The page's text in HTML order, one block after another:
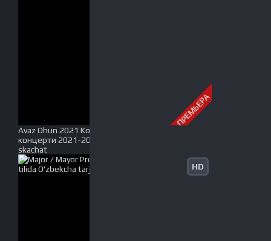
ПРЕМЬЕРА
Avaz Ohun 2021 Konserti Bayram soni / Аваз Охун
концерти 2021-2022-2023 to'liq Full HD tas-ix
skachat
HD